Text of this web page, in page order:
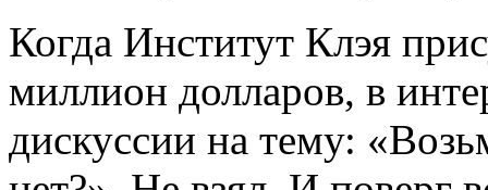
Когда Институт Клэя
миллион долларов, в
дискуссии на тему: